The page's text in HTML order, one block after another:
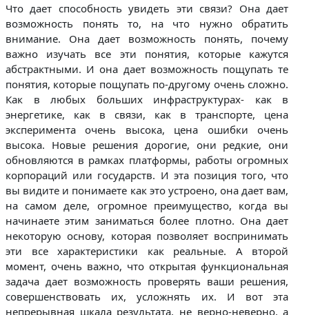
Что дает способность увидеть эти связи? Она дает
возможность понять то, на что нужно обратить
внимание. Она дает возможность понять, почему
важно изучать все эти понятия, которые кажутся
абстрактными. И она дает возможность пощупать те
понятия, которые пощупать по-другому очень сложно.
Как в любых больших инфраструктурах- как в
энергетике, как в связи, как в транспорте, цена
эксперимента очень высока, цена ошибки очень
высока. Новые решения дорогие, они редкие, они
обновляются в рамках платформы, работы огромных
корпораций или государств. И эта позиция того, что
вы видите и понимаете как это устроено, она дает вам,
на самом деле, огромное преимущество, когда вы
начинаете этим заниматься более плотно. Она дает
некоторую основу, которая позволяет воспринимать
эти все характеристики как реальные. А второй
момент, очень важно, что открытая функциональная
задача дает возможность проверять ваши решения,
совершенствовать их, усложнять их. И вот эта
непрерывная шкала результата, не верно-неверно, а